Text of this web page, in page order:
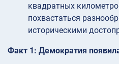
квадратных
похвастаться
историческими
Факт 1: Демократия